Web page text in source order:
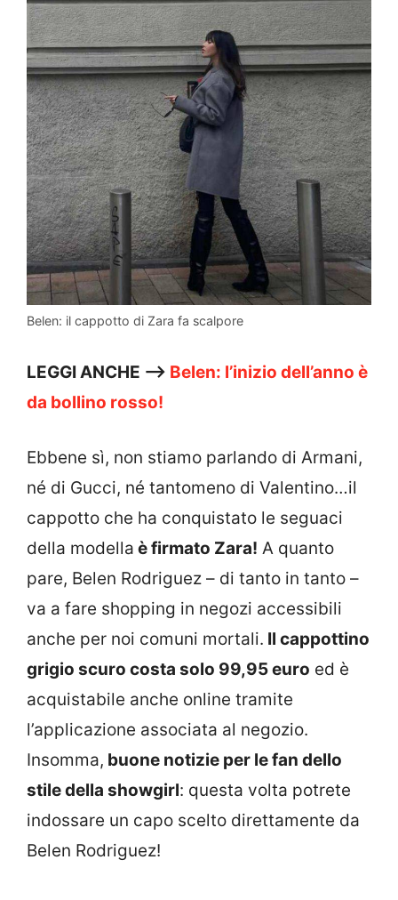
Belen: il cappotto di Zara fa scalpore
LEGGI ANCHE —> Belen: l’inizio dell’anno è
da bollino rosso!
Ebbene sì, non stiamo parlando di Armani,
né di Gucci, né tantomeno di Valentino…il
cappotto che ha conquistato le seguaci
della modella è firmato Zara! A quanto
pare, Belen Rodriguez – di tanto in tanto –
va a fare shopping in negozi accessibili
anche per noi comuni mortali. Il cappottino
grigio scuro costa solo 99,95 euro ed è
acquistabile anche online tramite
l’applicazione associata al negozio.
Insomma, buone notizie per le fan dello
stile della showgirl: questa volta potrete
indossare un capo scelto direttamente da
Belen Rodriguez!